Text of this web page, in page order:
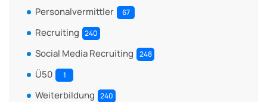
Personalvermittler 67
Recruiting 240
Social Media Recruiting 248
Ü50 1
Weiterbildung 240